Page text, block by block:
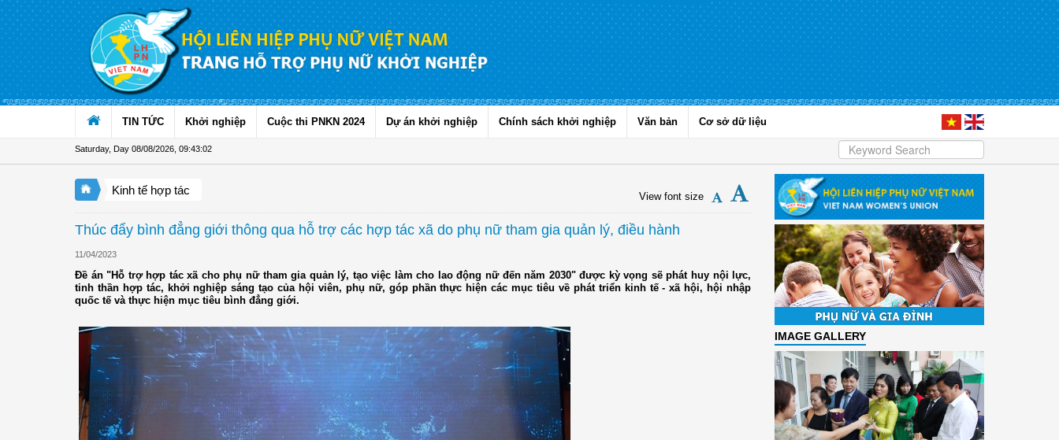
Skip to Content
TIN TỨC Khởi nghiệp Cuộc thi PNKN 2024 Dự án khởi nghiệp Chính sách khởi nghiệp Văn bản Cơ sở dữ liệu
Saturday, Day 08/08/2026 09:43:03
Kinh tế hợp tác View font size
Thúc đẩy bình đẳng giới thông qua hỗ trợ các hợp tác xã do phụ nữ tham gia quản lý, điều hành
11/04/2023
Đề án "Hỗ trợ hợp tác xã cho phụ nữ tham gia quản lý, tạo việc làm cho lao động nữ đến năm 2030" được kỳ vọng sẽ phát huy nội lực,
tinh thần hợp tác, khởi nghiệp sáng tạo của hội viên, phụ nữ, góp phần thực hiện các mục tiêu về phát triển kinh tế - xã hội, hội nhập
quốc tế và thực hiện mục tiêu bình đẳng giới.
IMAGE GALLERY